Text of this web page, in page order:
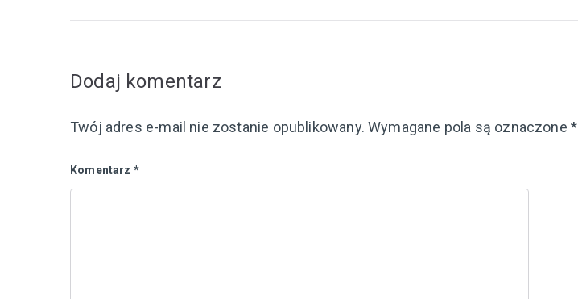
Dodaj komentarz
Twój adres e-mail nie zostanie opublikowany. Wymagane pola są oznaczone *
Komentarz *